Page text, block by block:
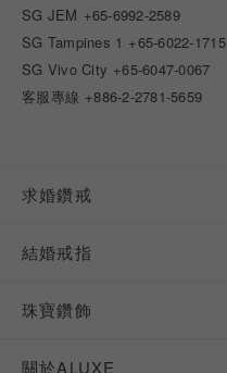
SG JEM +65-6992-2589
SG Tampines 1 +65-6022-1715
SG Vivo City +65-6047-0067
客服專線 +886-2-2781-5659
求婚鑽戒
結婚戒指
珠寶鑽飾
關於ALUXE